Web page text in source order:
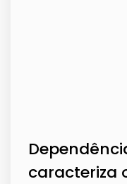
caracteriza